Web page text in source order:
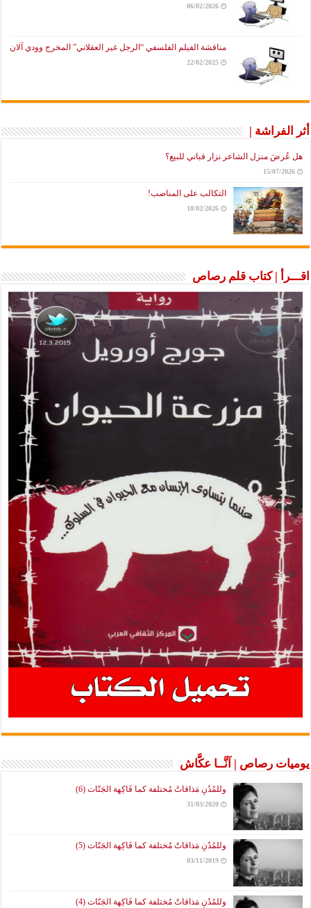
06/02/2026
مناقشة الفيلم الفلسفي “الرجل غير العقلاني” المخرج وودي آلان
22/02/2025
أثر الفراشة |
هل عُرضَ منزل الشاعر نزار قباني للبيع؟
15/07/2026
التكالب على المناصب!
18/02/2026
اقـــرأ | كتاب قلم رصاص
يوميات رصاص | آنَّــا عكَّاش
وللمُدُنِ مَذاقاتٌ مُختلفة كما فَاكِهة الجَنّات (6)
31/03/2020
وللمُدُنِ مَذاقاتٌ مُختلفة كما فَاكِهة الجَنّات (5)
03/11/2019
وللمُدُنِ مَذاقاتٌ مُختلفة كما فَاكِهة الجَنّات (4)